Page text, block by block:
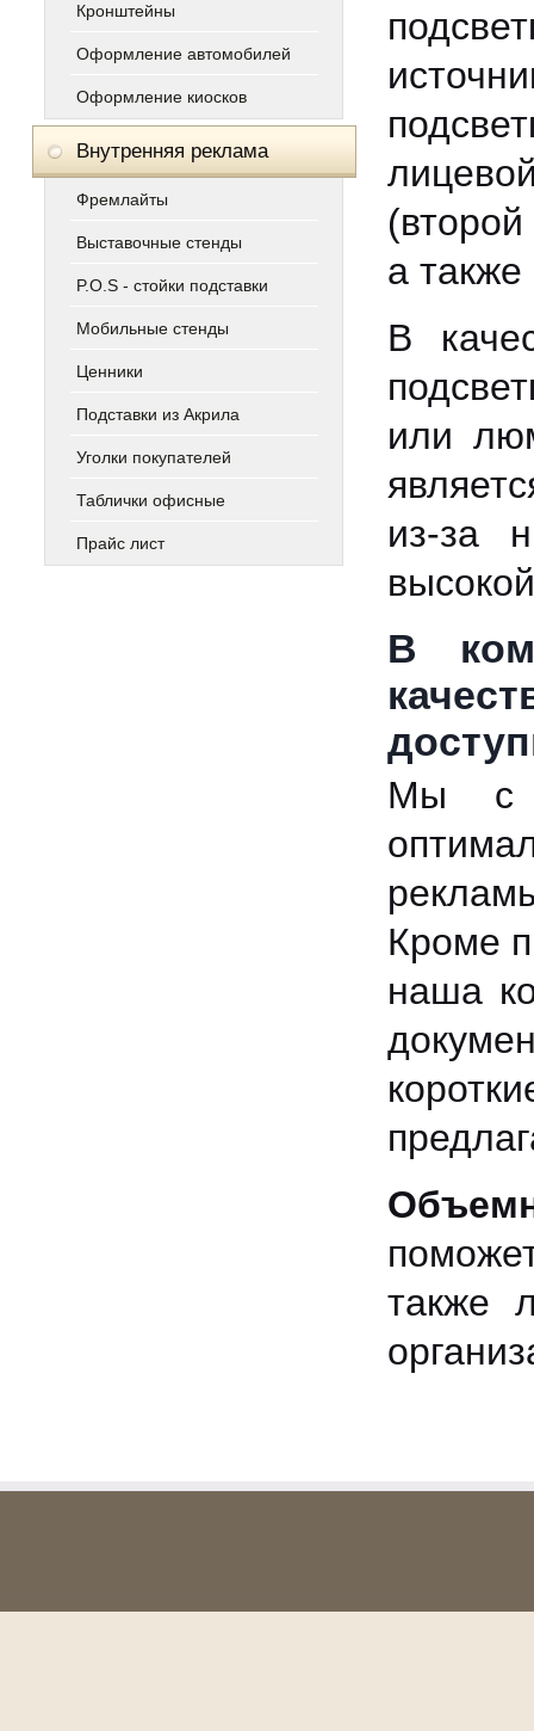
Кронштейны
Оформление автомобилей
Оформление киосков
Внутренняя реклама
Фремлайты
Выставочные стенды
P.O.S - стойки подставки
Мобильные стенды
Ценники
Подставки из Акрила
Уголки покупателей
Таблички офисные
Прайс лист
а
В
или
из-за
В
Мы с
Кроме
наша
также